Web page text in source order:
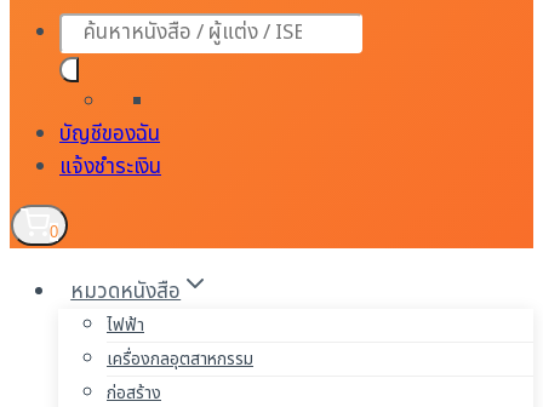
Products
search
บัญชีของฉัน
แจ้งชำระเงิน
0
หมวดหนังสือ
ไฟฟ้า
เครื่องกลอุตสาหกรรม
ก่อสร้าง